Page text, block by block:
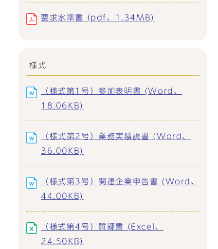
要求水準書 (pdf、1.34MB)
様式
（様式第1号）参加表明書 (Word、
18.06KB)
（様式第2号）業務実績調書 (Word、
36.00KB)
（様式第3号）関連企業申告書 (Word、
44.00KB)
（様式第4号）質疑書 (Excel、
24.50KB)